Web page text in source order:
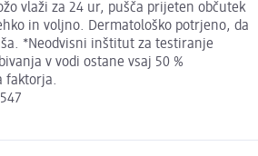
vlaži za 24 ur, pušča prijeten občutek
in voljno. Dermatološko potrjeno, da
*Neodvisni inštitut za testiranje
v vodi ostane vsaj 50 %
faktorja.